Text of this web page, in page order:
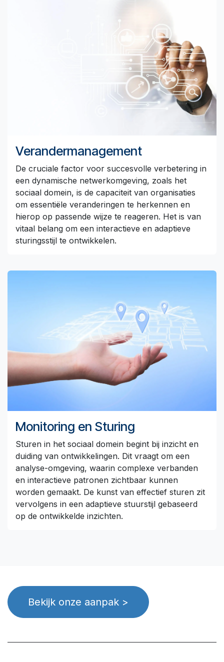
Verandermanagement
De cruciale factor voor succesvolle verbetering in
een dynamische netwerkomgeving, zoals het
sociaal domein, is de capaciteit van organisaties
om essentiële veranderingen te herkennen en
hierop op passende wijze te reageren. Het is van
vitaal belang om een interactieve en adaptieve
sturingsstijl te ontwikkelen.
Monitoring en Sturing
Sturen in het sociaal domein begint bij inzicht en
duiding van ontwikkelingen. Dit vraagt om een
analyse-omgeving, waarin complexe verbanden
en interactieve patronen zichtbaar kunnen
worden gemaakt. De kunst van effectief sturen zit
vervolgens in een adaptieve stuurstijl gebaseerd
op de ontwikkelde inzichten.
Bekijk onze aanpak >